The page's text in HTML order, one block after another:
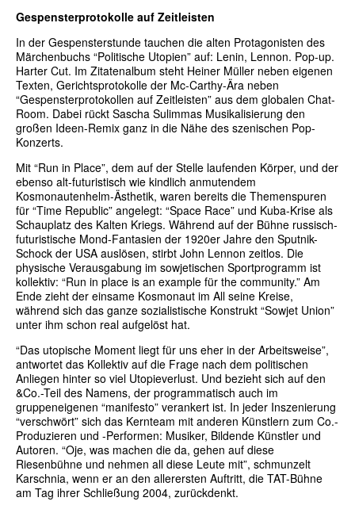
Gespensterprotokolle auf Zeitleisten
In der Gespensterstunde tauchen die alten Protagonisten des
Märchenbuchs “Politische Utopien” auf: Lenin, Lennon. Pop-up.
Harter Cut. Im Zitatenalbum steht Heiner Müller neben eigenen
Texten, Gerichtsprotokolle der Mc-Carthy-Ära neben
“Gespensterprotokollen auf Zeitleisten” aus dem globalen Chat-
Room. Dabei rückt Sascha Sulimmas Musikalisierung den
großen Ideen-Remix ganz in die Nähe des szenischen Pop-
Konzerts.
Mit “Run in Place”, dem auf der Stelle laufenden Körper, und der
ebenso alt-futuristisch wie kindlich anmutendem
Kosmonautenhelm-Ästhetik, waren bereits die Themenspuren
für “Time Republic” angelegt: “Space Race” und Kuba-Krise als
Schauplatz des Kalten Kriegs. Während auf der Bühne russisch-
futuristische Mond-Fantasien der 1920er Jahre den Sputnik-
Schock der USA auslösen, stirbt John Lennon zeitlos. Die
physische Verausgabung im sowjetischen Sportprogramm ist
kollektiv: “Run in place is an example für the community.” Am
Ende zieht der einsame Kosmonaut im All seine Kreise,
während sich das ganze sozialistische Konstrukt “Sowjet Union”
unter ihm schon real aufgelöst hat.
“Das utopische Moment liegt für uns eher in der Arbeitsweise”,
antwortet das Kollektiv auf die Frage nach dem politischen
Anliegen hinter so viel Utopieverlust. Und bezieht sich auf den
&Co.-Teil des Namens, der programmatisch auch im
gruppeneigenen “manifesto” verankert ist. In jeder Inszenierung
“verschwört” sich das Kernteam mit anderen Künstlern zum Co.-
Produzieren und -Performen: Musiker, Bildende Künstler und
Autoren. “Oje, was machen die da, gehen auf diese
Riesenbühne und nehmen all diese Leute mit”, schmunzelt
Karschnia, wenn er an den allerersten Auftritt, die TAT-Bühne
am Tag ihrer Schließung 2004, zurückdenkt.